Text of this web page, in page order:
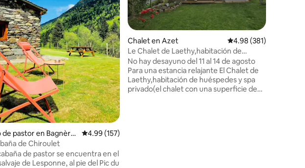
4.98 de 5; 99 evaluaciones
de pastor en Bagnère
Calificación promedio: 4.99 de 5; 157 evaluaciones
4.99 (157)
de Chiroulet
de pastor se encuentra en el
de Lesponne, al pie del Pic du
Chalet en Azet Calificación promedio:
4.98 (381)
Le Chalet de Laethy,habitación de
huéspedes y spa privado
No hay desayuno del 11 al 14 de agosto
Para una estancia relajante El Chalet de
Laethy,habitación de huéspedes y spa
privado(el chalet con una superficie de